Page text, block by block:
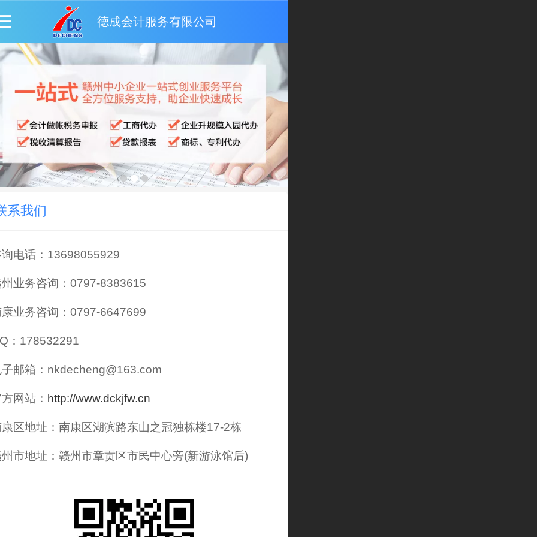
德成会计服务有限公司
系我们
电话：13698055929
业务咨询：0797-8383615
业务咨询：0797-6647699
：178532291
邮箱：nkdecheng@163.com
网站： http://www.dckjfw.cn
区地址：南康区湖滨路东山之冠独栋楼17-2栋
市地址：赣州市章贡区市民中心旁(新游泳馆后)